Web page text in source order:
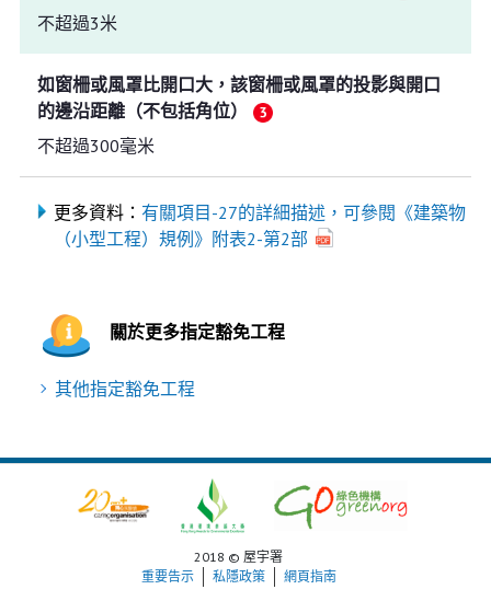
不超過3米
如窗柵或風罩比開口大，該窗柵或風罩的投影與開口
的邊沿距離（不包括角位）
不超過300毫米
更多資料： 有關項目-27的詳細描述，可參閱《建築物
（小型工程）規例》附表2-第2部
關於更多指定豁免工程
其他指定豁免工程
2018 © 屋宇署
重要告示
私隱政策 網頁指南